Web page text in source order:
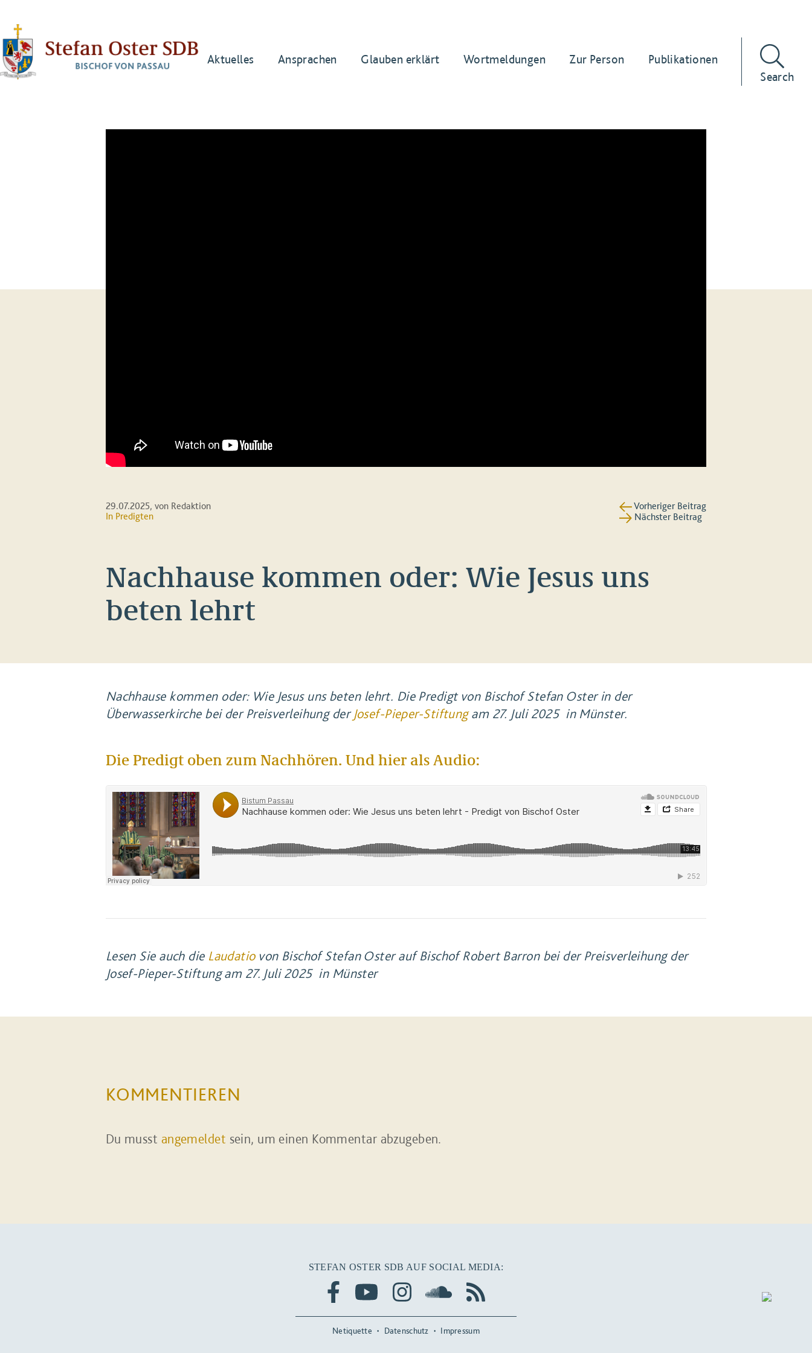
Aktuelles Ansprachen Glauben erklärt Wortmeldungen Zur Person
Publikationen
Search
29.07.2025, von Redaktion
In Predigten
Vorheriger Beitrag
Nächster Beitrag
Nachhause kommen oder: Wie Jesus uns
beten lehrt
Nachhause kommen oder: Wie Jesus uns beten lehrt. Die Predigt von Bischof Stefan Oster in der
Überwasserkirche bei der Preisverleihung derJosef-Pieper-Stiftungam 27. Juli 2025 in Münster.
Die Predigt oben zum Nachhören. Und hier als Audio:
Lesen Sie auch die Laudatiovon Bischof Stefan Oster auf Bischof Robert Barron bei der Preisverleihung der
Josef-Pieper-Stiftung am 27. Juli 2025 in Münster
KOMMENTIEREN
Du musst angemeldet sein, um einen Kommentar abzugeben.
STEFAN OSTER SDB AUF SOCIAL MEDIA:
Netiquette Datenschutz Impressum